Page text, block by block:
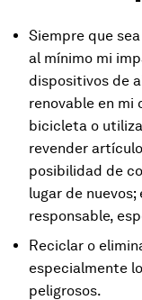
Siempre que
al mínimo mi
dispositivos de
renovable en mi
bicicleta o
revender
posibilidad de
lugar de
responsable,
Reciclar o
especialmente
peligrosos.